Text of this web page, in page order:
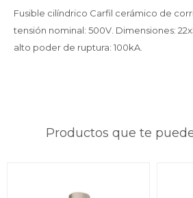
Fusible cilíndrico Carfil cerámico de
tensión nominal: 500V. Dimensiones:
alto poder de ruptura: 100kA.
Productos que te